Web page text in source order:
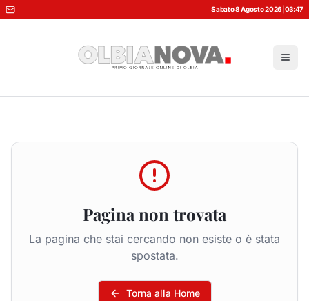
Sabato 8 Agosto 2026 03:47
Pagina non trovata
La pagina che stai cercando non esiste o è stata
spostata.
Torna alla Home